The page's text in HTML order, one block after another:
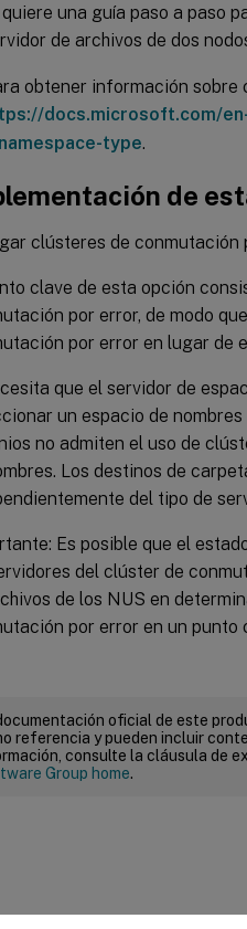
una guía paso a paso
de archivos de dos
obtener información sobre
docs.microsoft.com/
type.
de
clústeres de conmutación
clave de esta opción
por error, de modo
por error en lugar de
que el servidor de
un espacio de
no admiten el uso de
Los destinos de
del tipo de
Es posible que el
del clúster de
de los NUS en
por error en un punto
oficial de este
referencia y pueden incluir
consulte la cláusula de
Group home.